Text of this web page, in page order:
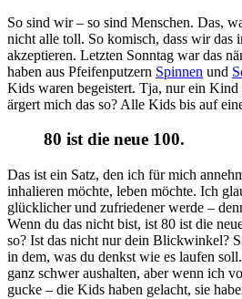
So sind wir – so sind Menschen. Das,
nicht alle toll. So komisch, dass wir das
akzeptieren. Letzten Sonntag war das
haben aus Pfeifenputzern Spinnen und
Kids waren begeistert. Tja, nur ein
ärgert mich das so? Alle Kids bis auf
80 ist die neue 100.
Das ist ein Satz, den ich für mich
inhalieren möchte, leben möchte. Ich
glücklicher und zufriedener werde –
Wenn du das nicht bist, ist 80 ist die
so? Ist das nicht nur dein Blickwinkel?
in dem, was du denkst wie es laufen
ganz schwer aushalten, aber wenn ich
gucke – die Kids haben gelacht, sie